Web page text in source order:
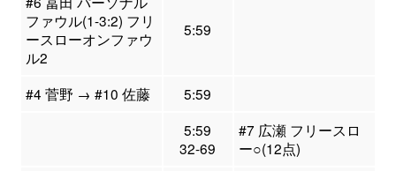
ファウル(1-3:2) フリ
ースローオンファウ
ル2
5:59
#4 菅野 → #10 佐藤
5:59
5:59
32-69
#7 広瀬 フリースロ
ー○(12点)